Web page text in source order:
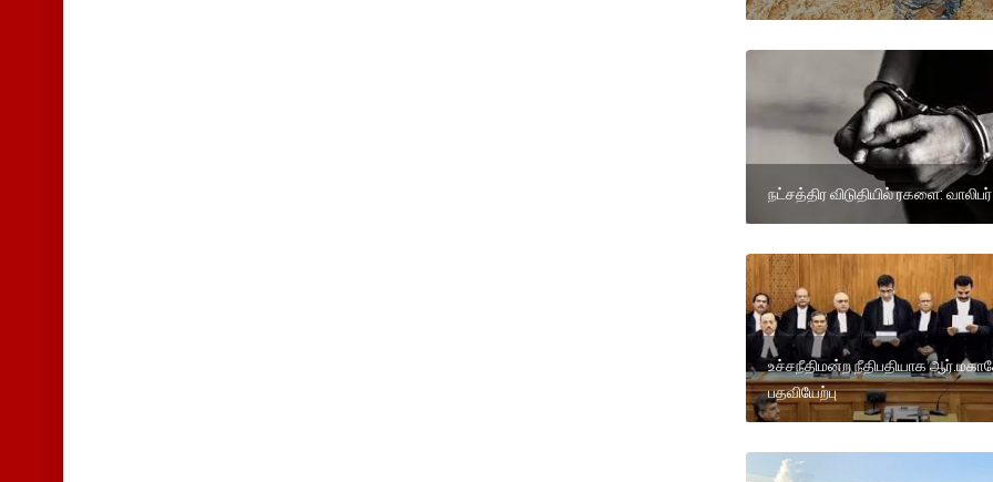
நட்சத்திர விடுதியில் ரகளை:
உச்சநீதிமன்ற நீதிபதியாக
பதவியேற்பு